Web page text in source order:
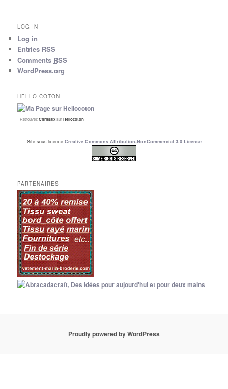
LOG IN
Log in
Entries RSS
Comments RSS
WordPress.org
HELLO COTON
RetrouvezChristalxsurHellocoton
Site sous licence Creative Commons Attribution-NonCommercial 3.0 License
PARTENAIRES
Proudly powered by WordPress